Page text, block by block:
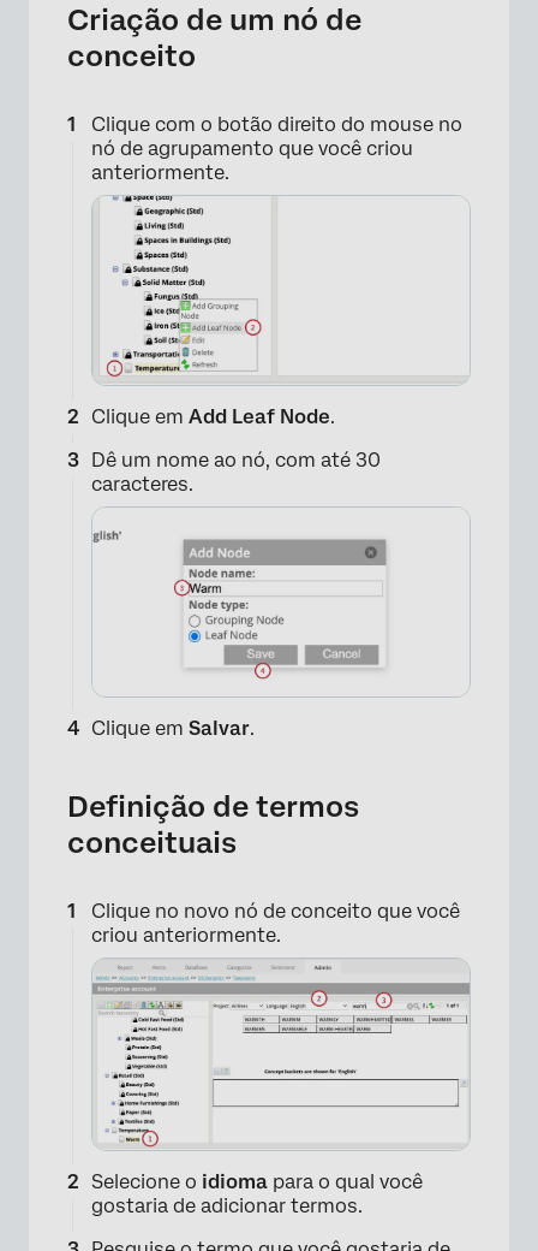
×
Criação de um nó de
conceito
Clique com o botão direito do mouse no
nó de agrupamento que você criou
anteriormente.
Clique em Add Leaf Node.
Dê um nome ao nó, com até 30
caracteres.
Clique em Salvar.
Definição de termos
conceituais
Clique no novo nó de conceito que você
criou anteriormente.
Selecione o idioma para o qual você
gostaria de adicionar termos.